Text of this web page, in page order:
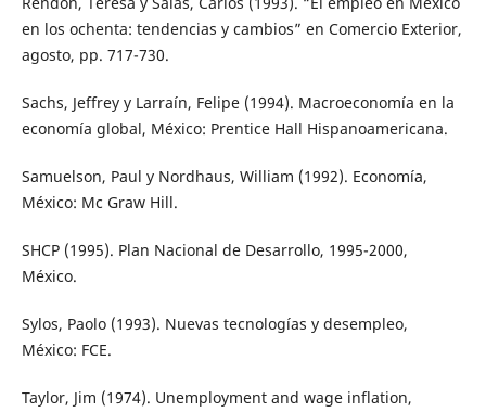
en los ochenta: tendencias y cambios” en Comercio Exterior,
agosto, pp. 717-730.
Sachs, Jeffrey y Larraín, Felipe (1994). Macroeconomía en la
economía global, México: Prentice Hall Hispanoamericana.
Samuelson, Paul y Nordhaus, William (1992). Economía,
México: Mc Graw Hill.
SHCP (1995). Plan Nacional de Desarrollo, 1995-2000,
México.
Sylos, Paolo (1993). Nuevas tecnologías y desempleo,
México: FCE.
Taylor, Jim (1974). Unemployment and wage inflation,